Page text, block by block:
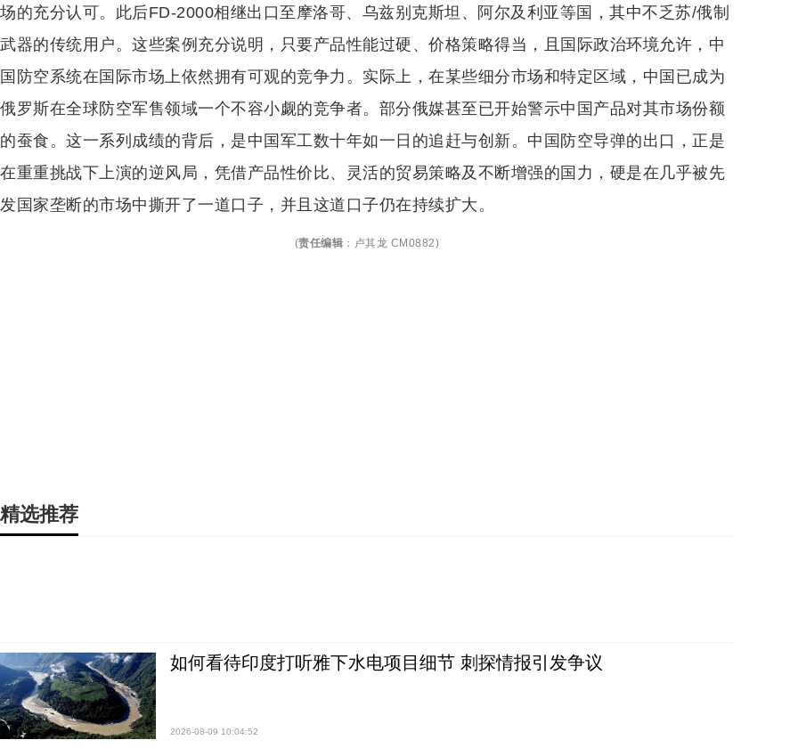
场的充分认可。此后FD-2000相继出口至摩洛哥、乌兹别克斯坦、阿尔及利亚等国，其中不乏苏/俄制
武器的传统用户。这些案例充分说明，只要产品性能过硬、价格策略得当，且国际政治环境允许，中
国防空系统在国际市场上依然拥有可观的竞争力。实际上，在某些细分市场和特定区域，中国已成为
俄罗斯在全球防空军售领域一个不容小觑的竞争者。部分俄媒甚至已开始警示中国产品对其市场份额
的蚕食。这一系列成绩的背后，是中国军工数十年如一日的追赶与创新。中国防空导弹的出口，正是
在重重挑战下上演的逆风局，凭借产品性价比、灵活的贸易策略及不断增强的国力，硬是在几乎被先
发国家垄断的市场中撕开了一道口子，并且这道口子仍在持续扩大。
(责任编辑 ： 卢其龙 CM0882)
精选推荐
如何看待印度打听雅下水电项目细节 刺探情报引发争议
2026-08-09 10:04:52